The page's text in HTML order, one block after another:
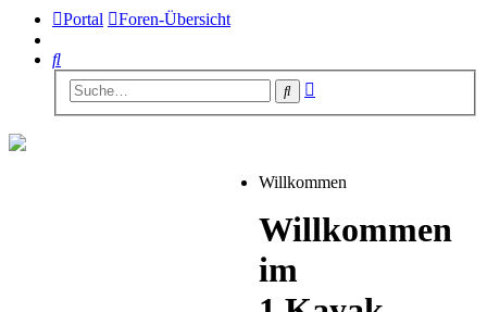
Portal Foren-Übersicht
Suche
Suche
Willkommen
Willkommen
im